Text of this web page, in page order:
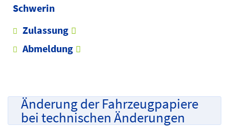
Schwerin
Zulassung
Abmeldung
Änderung der Fahrzeugpapiere
bei technischen Änderungen